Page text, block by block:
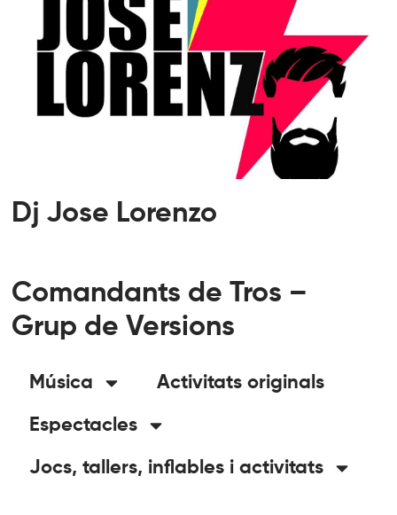
Dj Jose Lorenzo
Comandants de Tros –
Grup de Versions
Música Activitats originals
Espectacles
Jocs, tallers, inflables i activitats